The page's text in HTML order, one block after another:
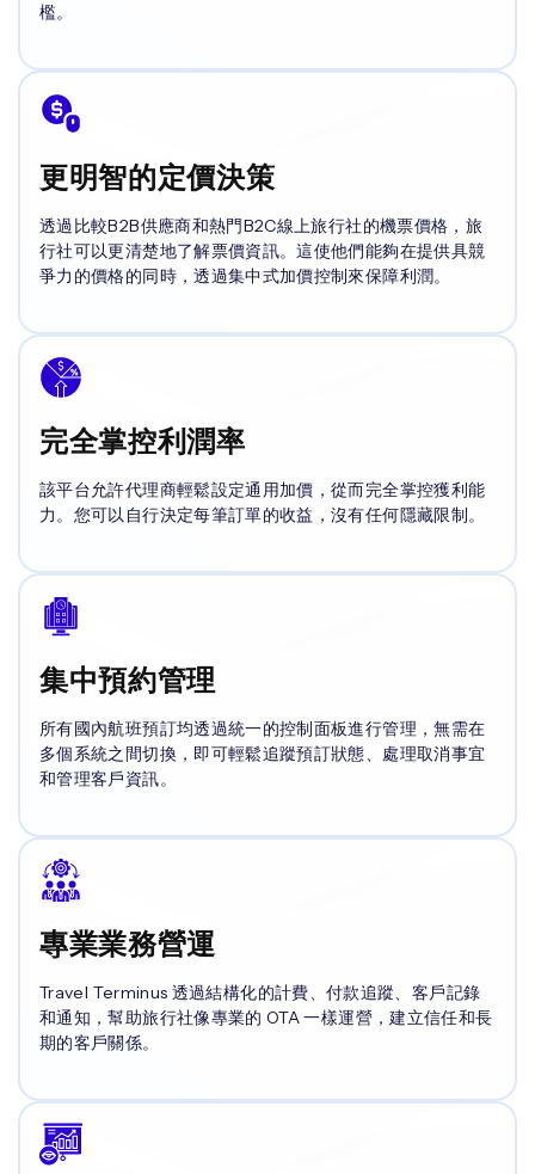
檻。
更明智的定價決策
透過比較B2B供應商和熱門B2C線上旅行社的機票價格，旅
行社可以更清楚地了解票價資訊。這使他們能夠在提供具競
爭力的價格的同時，透過集中式加價控制來保障利潤。
完全掌控利潤率
該平台允許代理商輕鬆設定通用加價，從而完全掌控獲利能
力。您可以自行決定每筆訂單的收益，沒有任何隱藏限制。
集中預約管理
所有國內航班預訂均透過統一的控制面板進行管理，無需在
多個系統之間切換，即可輕鬆追蹤預訂狀態、處理取消事宜
和管理客戶資訊。
專業業務營運
Travel Terminus 透過結構化的計費、付款追蹤、客戶記錄
和通知，幫助旅行社像專業的 OTA 一樣運營，建立信任和長
期的客戶關係。